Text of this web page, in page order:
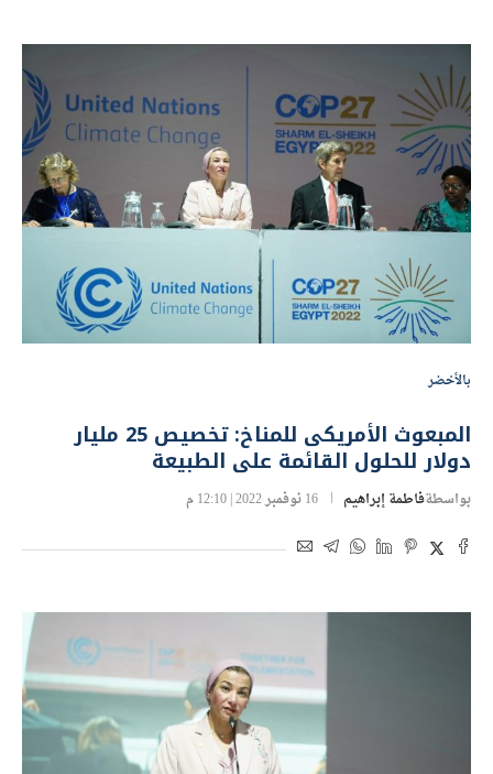
بالأخضر
المبعوث الأمريكى للمناخ: تخصيص 25 مليار
دولار للحلول القائمة على الطبيعة
بواسطةفاطمة إبراهيم 16 نوفمبر 2022 | 12:10 م